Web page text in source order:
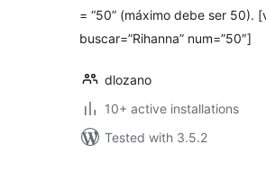
= “50” (máximo debe ser 50).
buscar=”Rihanna” num=”50″]
dlozano
10+ active installations
Tested with 3.5.2